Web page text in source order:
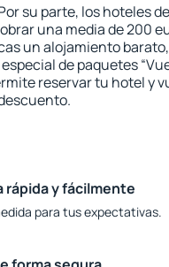
su parte, los hoteles
una media de 200
un alojamiento
de paquetes
reservar tu hotel y
rápida y fácilmente
para tus expectativas.